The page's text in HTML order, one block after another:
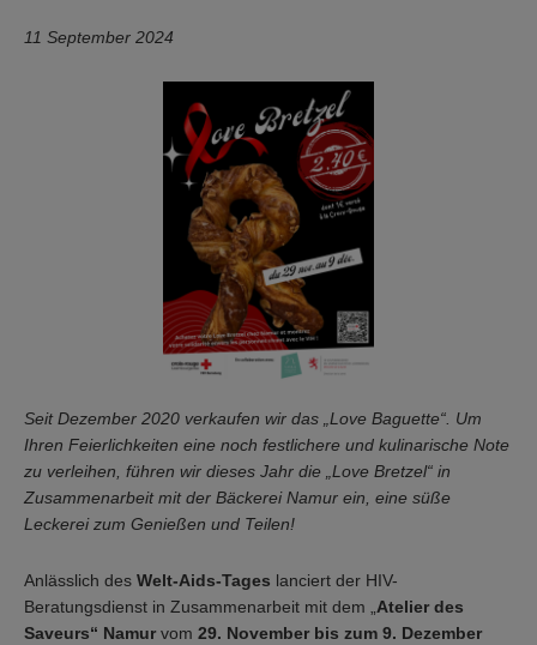
11 September 2024
Seit Dezember 2020 verkaufen wir das „Love Baguette“. Um
Ihren Feierlichkeiten eine noch festlichere und kulinarische Note
zu verleihen, führen wir dieses Jahr die „Love Bretzel“ in
Zusammenarbeit mit der Bäckerei Namur ein, eine süße
Leckerei zum Genießen und Teilen!
Anlässlich des Welt-Aids-Tages lanciert der HIV-
Beratungsdienst in Zusammenarbeit mit dem „ Atelier des
Saveurs“ Namur vom 29. November bis zum 9. Dezember